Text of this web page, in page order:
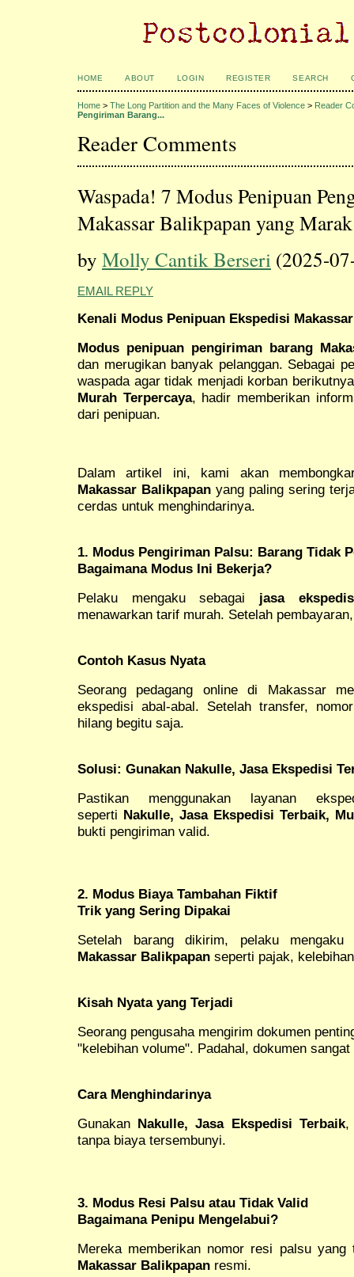
HOME ABOUT LOGIN REGISTER SEARCH
Home > The Long Partition and the Many Faces of Violence > Reader
Pengiriman Barang...
Reader Comments
Waspada! 7 Modus Penipuan
Makassar Balikpapan yang Marak
by Molly Cantik Berseri (2025-
EMAIL REPLY
Kenali Modus Penipuan Ekspedisi
Modus penipuan pengiriman barang
dan merugikan banyak pelanggan. Sebagai
waspada agar tidak menjadi korban
Murah Terpercaya, hadir memberikan
dari penipuan.
Dalam artikel ini, kami akan
Makassar Balikpapan yang paling sering
cerdas untuk menghindarinya.
1. Modus Pengiriman Palsu: Barang Tidak
Bagaimana Modus Ini Bekerja?
Pelaku mengaku sebagai jasa
menawarkan tarif murah. Setelah
Contoh Kasus Nyata
Seorang pedagang online di Makassar
ekspedisi abal-abal. Setelah transfer,
hilang begitu saja.
Solusi: Gunakan Nakulle, Jasa Ekspedisi
Pastikan menggunakan layanan
seperti Nakulle, Jasa Ekspedisi Terbaik,
bukti pengiriman valid.
2. Modus Biaya Tambahan Fiktif
Trik yang Sering Dipakai
Setelah barang dikirim, pelaku
Makassar Balikpapan seperti pajak,
Kisah Nyata yang Terjadi
Seorang pengusaha mengirim dokumen
"kelebihan volume". Padahal, dokumen sangat
Cara Menghindarinya
Gunakan Nakulle, Jasa Ekspedisi Terbaik,
tanpa biaya tersembunyi.
3. Modus Resi Palsu atau Tidak Valid
Bagaimana Penipu Mengelabui?
Mereka memberikan nomor resi palsu
Makassar Balikpapan resmi.